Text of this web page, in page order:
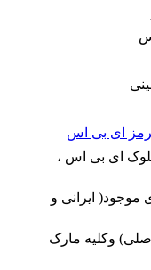
ای بی اس
ای بی اس ،
ایرانی و
وکلیه مارک